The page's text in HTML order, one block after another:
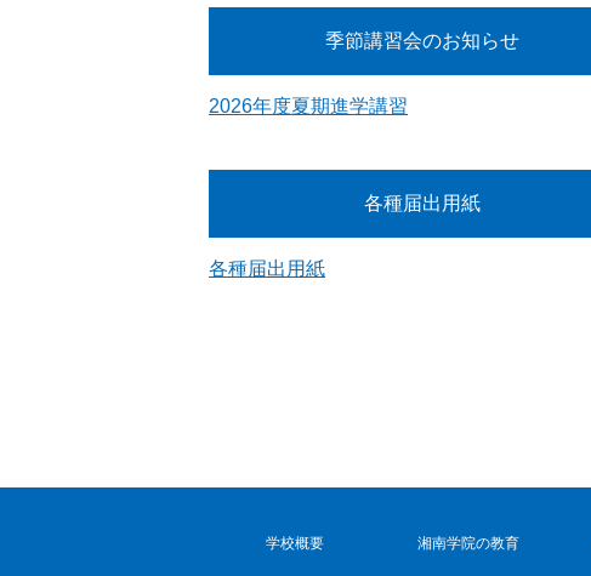
季節講習会のお知らせ
2026年度夏期進学講習
各種届出用紙
各種届出用紙
学校概要 湘南学院の教育